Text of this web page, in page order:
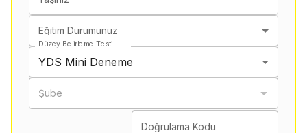
Eğitim Durumunuz
Düzey Belirleme Testi
YDS Mini Deneme
Şube
Doğrulama Kodu